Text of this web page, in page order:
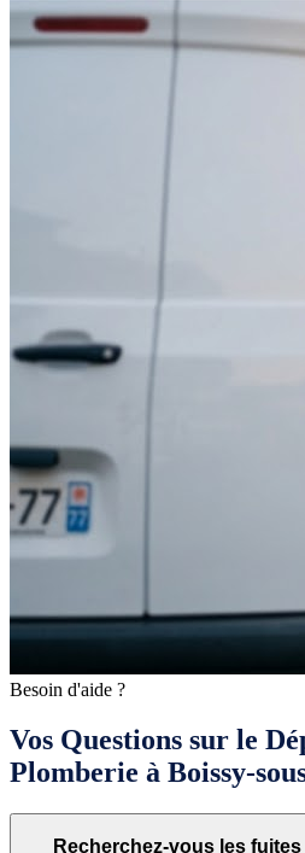
Besoin d'aide ?
Vos Questions sur le
Plomberie à Boissy-
Recherchez-vous les